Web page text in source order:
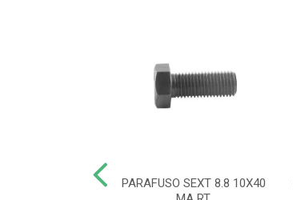
PARAFUSO SEXT 8.8 10X40